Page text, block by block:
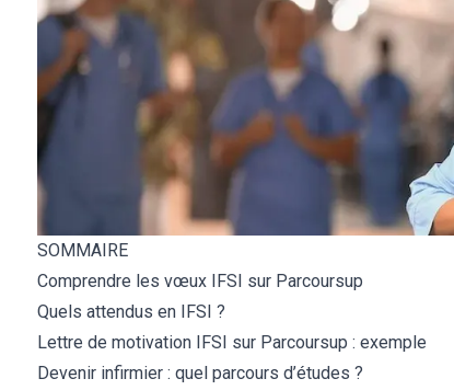
Masters
SOMMAIRE
Comprendre les vœux IFSI sur Parcoursup
Quels attendus en IFSI ?
Lettre de motivation IFSI sur Parcoursup : exemple
Devenir infirmier : quel parcours d’études ?